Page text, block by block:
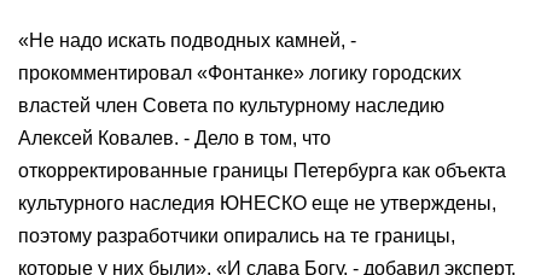
«Не надо искать подводных камней, -
прокомментировал «Фонтанке» логику городских
властей член Совета по культурному наследию
Алексей Ковалев. - Дело в том, что
откорректированные границы Петербурга как объекта
культурного наследия ЮНЕСКО еще не утверждены,
поэтому разработчики опирались на те границы,
которые у них были». «И слава Богу, - добавил эксперт.